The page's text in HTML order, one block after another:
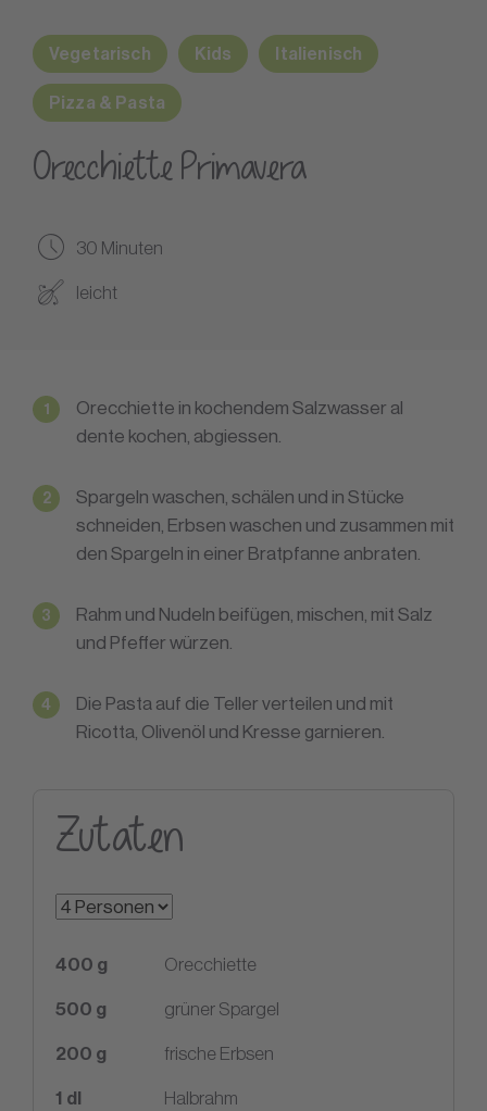
Vegetarisch Kids Italienisch
Pizza & Pasta
Orecchiette Primavera
30 Minuten
leicht
Orecchiette in kochendem Salzwasser al
dente kochen, abgiessen.
Spargeln waschen, schälen und in Stücke
schneiden, Erbsen waschen und zusammen mit
den Spargeln in einer Bratpfanne anbraten.
Rahm und Nudeln beifügen, mischen, mit Salz
und Pfeffer würzen.
Die Pasta auf die Teller verteilen und mit
Ricotta, Olivenöl und Kresse garnieren.
Zutaten
400 g Orecchiette
500 g grüner Spargel
200 g frische Erbsen
1 dl Halbrahm